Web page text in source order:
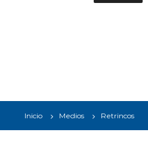
Inicio Medios Retrincos